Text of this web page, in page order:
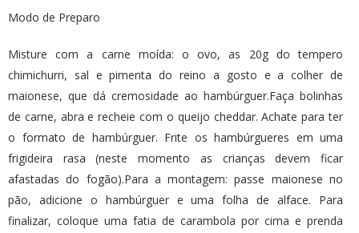
Modo de Preparo
Misture com a carne moída: o ovo, as 20g do tempero
chimichurri, sal e pimenta do reino a gosto e a colher de
maionese, que dá cremosidade ao hambúrguer.Faça bolinhas
de carne, abra e recheie com o queijo cheddar. Achate para ter
o formato de hambúrguer. Frite os hambúrgueres em uma
frigideira rasa (neste momento as crianças devem ficar
afastadas do fogão).Para a montagem: passe maionese no
pão, adicione o hambúrguer e uma folha de alface. Para
finalizar, coloque uma fatia de carambola por cima e prenda